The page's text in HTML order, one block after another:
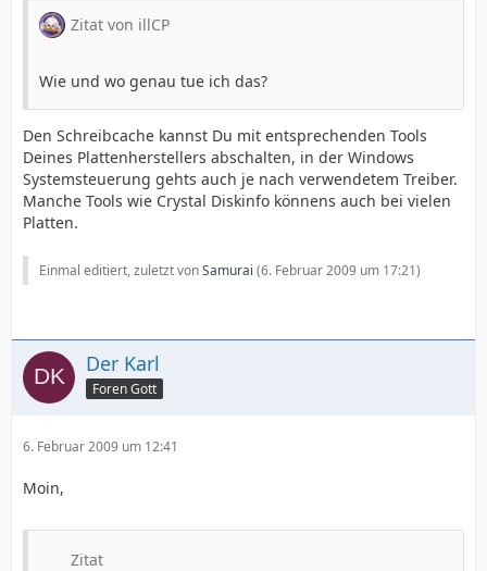
Zitat von illCP
Wie und wo genau tue ich das?
Den Schreibcache kannst Du mit entsprechenden Tools
Deines Plattenherstellers abschalten, in der Windows
Systemsteuerung gehts auch je nach verwendetem Treiber.
Manche Tools wie Crystal Diskinfo könnens auch bei vielen
Platten.
Einmal editiert, zuletzt vonSamurai (6. Februar 2009 um 17:21)
Der Karl
Foren Gott
6. Februar 2009 um 12:41
Moin,
Zitat